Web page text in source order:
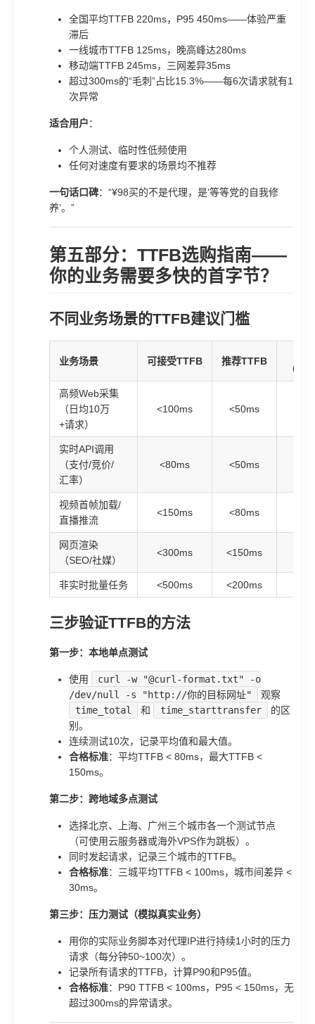
全国平均TTFB 220ms，P95 450ms——体验严重
滞后
一线城市TTFB 125ms，晚高峰达280ms
移动端TTFB 245ms，三网差异35ms
超过300ms的“毛刺”占比15.3%——每6次请求就有1
次异常
适合用户：
个人测试、临时性低频使用
任何对速度有要求的场景均不推荐
一句话口碑：“¥98买的不是代理，是‘等等党的自我修
养’。”
第五部分：TTFB选购指南——
你的业务需要多快的首字节？
不同业务场景的TTFB建议门槛
业务场景 可接受TTFB 推荐TTFB
（否
高频Web采集
（日均10万
+请求）
<100ms <50ms
实时API调用
（支付/竞价/
汇率）
<80ms <50ms
视频首帧加载/
直播推流
<150ms <80ms
网页渲染
（SEO/社媒）
<300ms <150ms
非实时批量任务 <500ms <200ms
三步验证TTFB的方法
第一步：本地单点测试
使用
curl -w "@curl-format.txt" -o
/dev/null -s "http://你的目标网址"
观察
time_total
和 time_starttransfer
的区
别。
连续测试10次，记录平均值和最大值。
合格标准：平均TTFB < 80ms，最大TTFB <
150ms。
第二步：跨地域多点测试
选择北京、上海、广州三个城市各一个测试节点
（可使用云服务器或海外VPS作为跳板）。
同时发起请求，记录三个城市的TTFB。
合格标准：三城平均TTFB < 100ms，城市间差异 <
30ms。
第三步：压力测试（模拟真实业务）
用你的实际业务脚本对代理IP进行持续1小时的压力
请求（每分钟50~100次）。
记录所有请求的TTFB，计算P90和P95值。
合格标准：P90 TTFB < 100ms，P95 < 150ms，无
超过300ms的异常请求。